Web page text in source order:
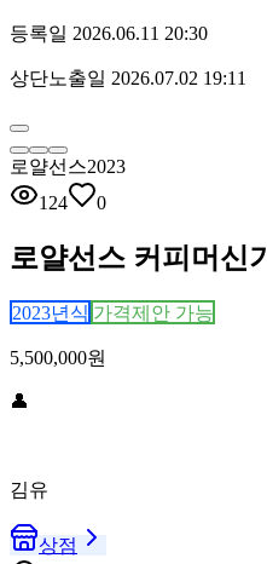
등록일 2026.06.11 20:30
상단노출일 2026.07.02 19:11
로얄선스2023
124
0
로얄선스 커피머신기
2023년식 가격제안 가능
5,500,000원
👤
김유
상점